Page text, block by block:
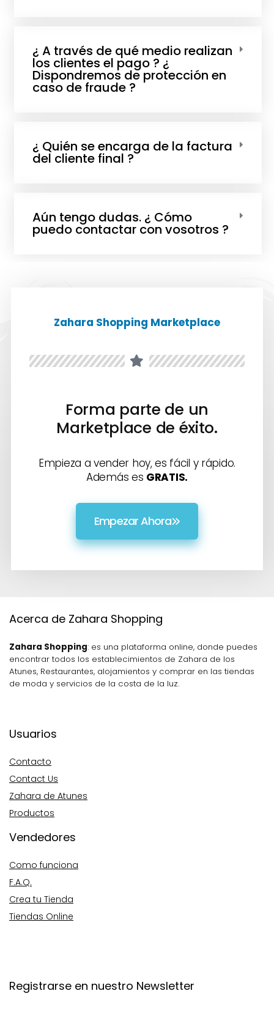
¿ A través de qué medio realizan
los clientes el pago ? ¿
Dispondremos de protección en
caso de fraude ?
¿ Quién se encarga de la factura
del cliente final ?
Aún tengo dudas. ¿ Cómo
puedo contactar con vosotros ?
Zahara Shopping Marketplace
Forma parte de un
Marketplace de éxito.
Empieza a vender hoy, es fácil y rápido.
Además es GRATIS.
Empezar Ahora
Acerca de Zahara Shopping
Zahara Shopping: es una plataforma online, donde puedes
encontrar todos los establecimientos de Zahara de los
Atunes, Restaurantes, alojamientos y comprar en las tiendas
de moda y servicios de la costa de la luz.
Usuarios
Contacto
Contact Us
Zahara de Atunes
Productos
Vendedores
Como funciona
F.A.Q.
Crea tu Tienda
Tiendas Online
Registrarse en nuestro Newsletter